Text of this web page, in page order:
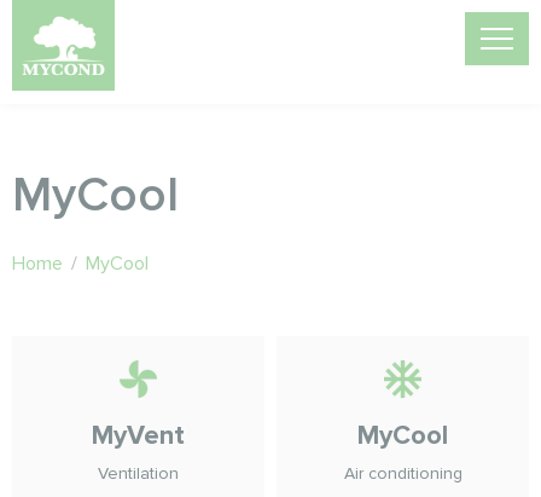
MyCool
Home / MyCool
MyVent
Ventilation
MyCool
Air conditioning